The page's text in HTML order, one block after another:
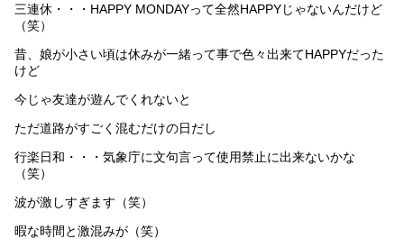
三連休・・・HAPPY MONDAYって全然HAPPYじゃないんだけど
（笑）
昔、娘が小さい頃は休みが一緒って事で色々出来てHAPPYだった
けど
今じゃ友達が遊んでくれないと
ただ道路がすごく混むだけの日だし
行楽日和・・・気象庁に文句言って使用禁止に出来ないかな
（笑）
波が激しすぎます（笑）
暇な時間と激混みが（笑）